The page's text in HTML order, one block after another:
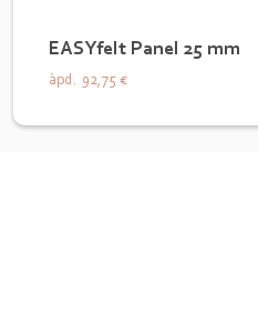
EASYfelt Panel 25 mm
àpd. 92,75 €